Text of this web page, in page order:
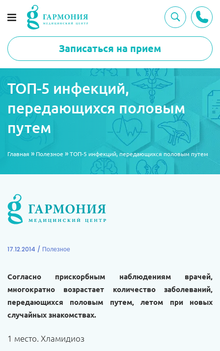
Записаться на прием
ТОП-5 инфекций,
передающихся половым
путем
Главная » Полезное »ТОП-5 инфекций, передающихся половым путем
17.12.2014 Полезное
Согласно прискорбным наблюдениям врачей,
многократно возрастает количество заболеваний,
передающихся половым путем, летом при новых
случайных знакомствах.
1 место. Хламидиоз